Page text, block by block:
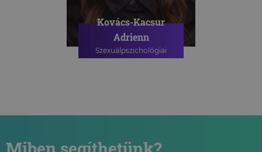
Kovács-Kacsur
Adrienn
Szexuálpszichológiai
SZEXUÁLPSZICHOLÓGIAI